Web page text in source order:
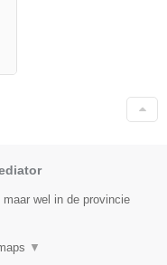
wel in de provincie
▼